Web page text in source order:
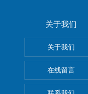
关于我们
关于我们
在线留言